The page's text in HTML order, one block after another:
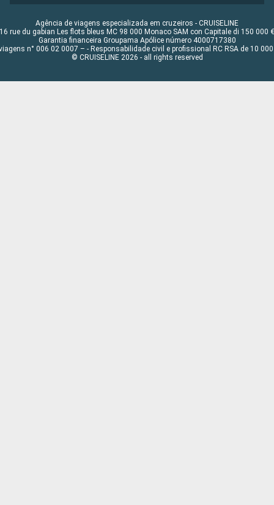
Agência de viagens especializada em cruzeiros - CRUISELINE
16 rue du gabian Les flots bleus MC 98 000 Monaco SAM con Capitale di 150 000 €
Garantia financeira Groupama Apólice número 4000717380
n° 006 02 0007 – - Responsabilidade civil e profissional RC RSA de 10 000
© CRUISELINE 2026 - all rights reserved